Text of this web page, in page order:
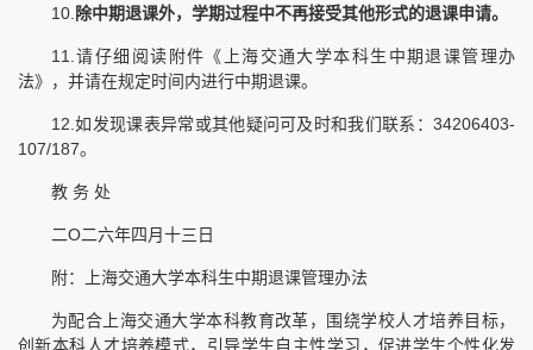
10. 除中期退课外，学期过程中不再接受其他形式的退课申请。
11.请仔细阅读附件《上海交通大学本科生中期退课管理办
法》，并请在规定时间内进行中期退课。
12.如发现课表异常或其他疑问可及时和我们联系：34206403-
107/187。
教 务 处
二Ο二六年四月十三日
附：上海交通大学本科生中期退课管理办法
为配合上海交通大学本科教育改革，围绕学校人才培养目标，
创新本科人才培养模式，引导学生自主性学习，促进学生个性化发